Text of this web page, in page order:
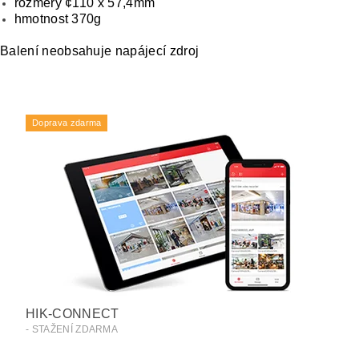
rozměry ¢110 x 57,4mm
hmotnost 370g
Balení neobsahuje napájecí zdroj
Doprava zdarma
HIK-CONNECT
- STAŽENÍ ZDARMA